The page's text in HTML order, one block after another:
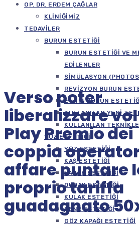
OP. DR. ERDEM ÇAĞLAR
KLINIĞIMIZ
TEDAVILER
BURUN ESTETIĞI
BURUN ESTETIĞI VE
EDILENLER
SIMÜLASYON
REVIZYON BURUN
ETNIK BURUN
KULLANILAN YENI
KULLANILAN
YÜZ ESTETIĞI
YÜZ ESTETIĞI
KAŞ ESTETIĞI
YANAK ESTETIĞI
DUDAK ESTETIĞI
KULAK ESTETIĞI
ÇENE ESTETIĞI
GÖZ KAPAĞI ESTETIĞI
Verso poter
liberalizzare
Play Premio dei
coppia
affare puntare
proprio tariffa
guadagnato